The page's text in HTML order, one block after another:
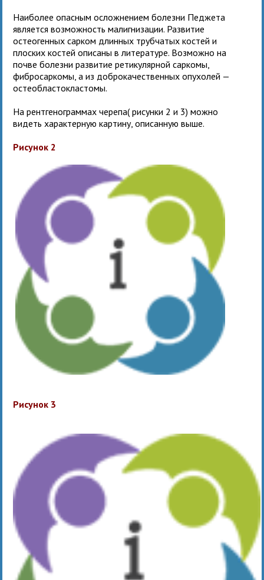
Наиболее опасным осложнением болезни Педжета
является возможность малигнизации. Развитие
остеогенных сарком длинных трубчатых костей и
плоских костей описаны в литературе. Возможно на
почве болезни развитие ретикулярной саркомы,
фибросаркомы, а из доброкачественных опухолей —
остеобластокластомы.
На рентгенограммах черепа( рисунки 2 и 3) можно
видеть характерную картину, описанную выше.
Рисунок 2
Рисунок 3